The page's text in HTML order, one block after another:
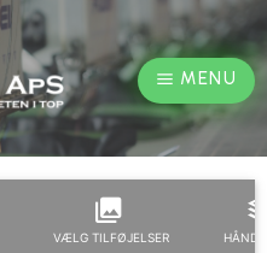
MENU
VÆLG TILFØJELSER